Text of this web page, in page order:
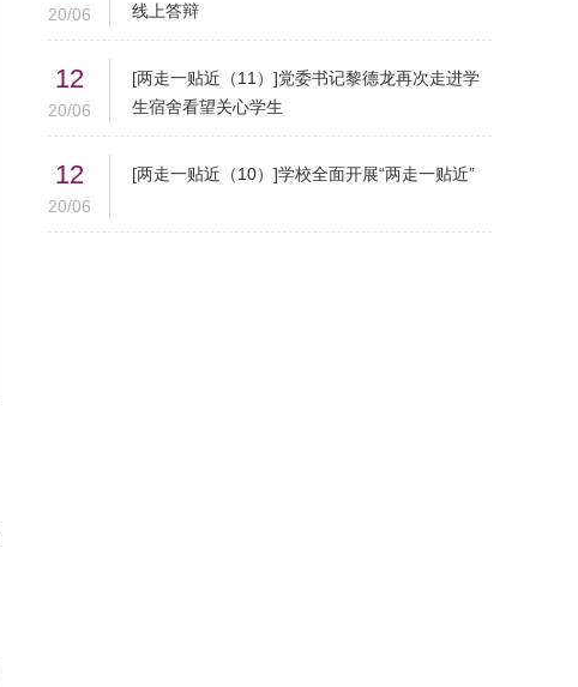
20/06
线上答辩
12
20/06
[两走一贴近（11）]党委书记黎德龙再次走进学
生宿舍看望关心学生
12
20/06
[两走一贴近（10）]学校全面开展“两走一贴近”